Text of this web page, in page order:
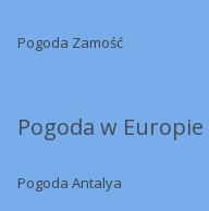
Pogoda Zamość
Pogoda w
Pogoda Antalya